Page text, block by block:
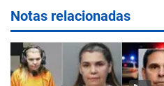
Notas relacionadas